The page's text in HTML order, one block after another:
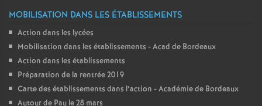
MOBILISATION DANS LES ÉTABLISSEMENTS
Action dans les lycées
Mobilisation dans les établissements - Acad de Bordeaux
Action dans les établissements
Préparation de la rentrée 2019
Carte des établissements dans l’action - Académie de Bordeaux
Autour de Pau le 28 mars